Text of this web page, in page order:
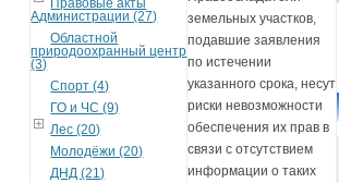
Администрации (27)
Областной
природоохранный центр
(3)
Спорт (4)
ГО и ЧС (9)
Лес (20)
Молодёжи (20)
ДНД (21)
земельных участков,
подавшие заявления
по истечении
указанного срока, несут
риски невозможности
обеспечения их прав в
связи с отсутствием
информации о таких